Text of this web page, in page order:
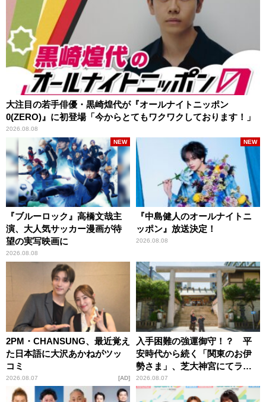
大注目の若手俳優・黒崎煌代が『オールナイトニッポン
0(ZERO)』に初登場「今からとてもワクワクしております！」
2026.08.08
『ブルーロック』高橋文哉主
演、大人気サッカー漫画が待
望の実写映画に
2026.08.08
NEW
『中島健人のオールナイトニ
ッポン』放送決定！
2026.08.08
NEW
2PM・CHANSUNG、最近覚え
た日本語に大沢あかねがツッ
コミ
2026.08.07 AD
入手困難の強運御守！？ 平
安時代から続く「関東のお伊
勢さま」、芝大神宮にてラン
パンプスが合格祈願！
2026.08.07